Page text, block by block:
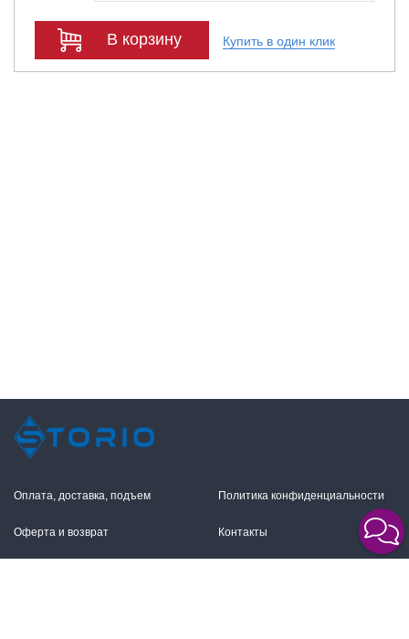
В корзину Купить в один клик
Оплата, доставка, подъем
Оферта и возврат
Политика конфиденциальности
Контакты